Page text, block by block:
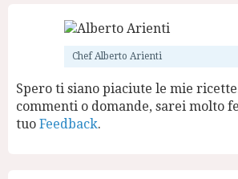
Chef Alberto Arienti
Spero ti siano piaciute le mie
commenti o domande, sarei molto
tuo Feedback.